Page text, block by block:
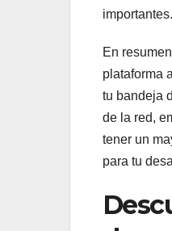
importantes.
En
plataforma
tu bandeja
de la red,
tener un
para tu